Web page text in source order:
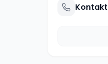
Kontakt